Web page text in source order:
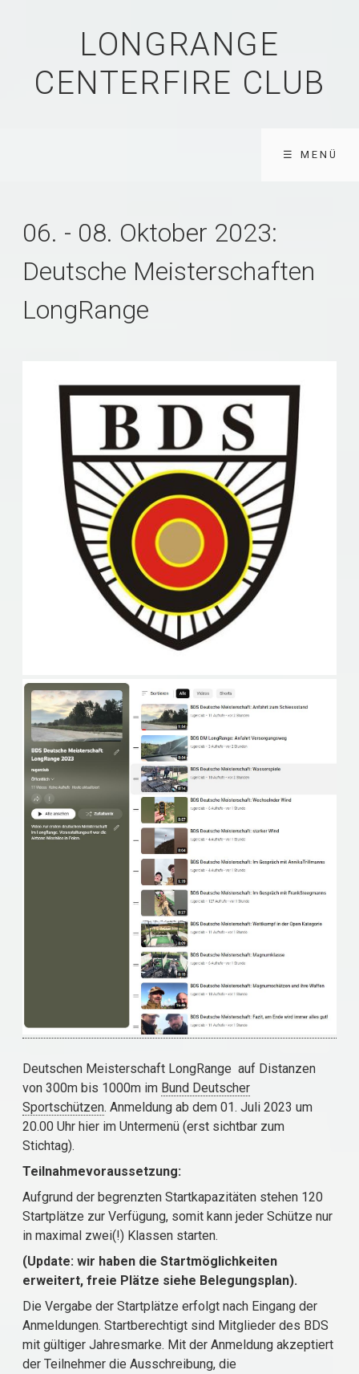
LONGRANGE
CENTERFIRE CLUB
☰ MENÜ
06. - 08. Oktober 2023:
Deutsche Meisterschaften
LongRange
Deutschen Meisterschaft LongRange auf Distanzen
von 300m bis 1000m im Bund Deutscher
Sportschützen. Anmeldung ab dem 01. Juli 2023 um
20.00 Uhr hier im Untermenü (erst sichtbar zum
Stichtag).
Teilnahmevoraussetzung:
Aufgrund der begrenzten Startkapazitäten stehen 120
Startplätze zur Verfügung, somit kann jeder Schütze nur
in maximal zwei(!) Klassen starten.
(Update: wir haben die Startmöglichkeiten
erweitert, freie Plätze siehe Belegungsplan).
Die Vergabe der Startplätze erfolgt nach Eingang der
Anmeldungen. Startberechtigt sind Mitglieder des BDS
mit gültiger Jahresmarke. Mit der Anmeldung akzeptiert
der Teilnehmer die Ausschreibung, die